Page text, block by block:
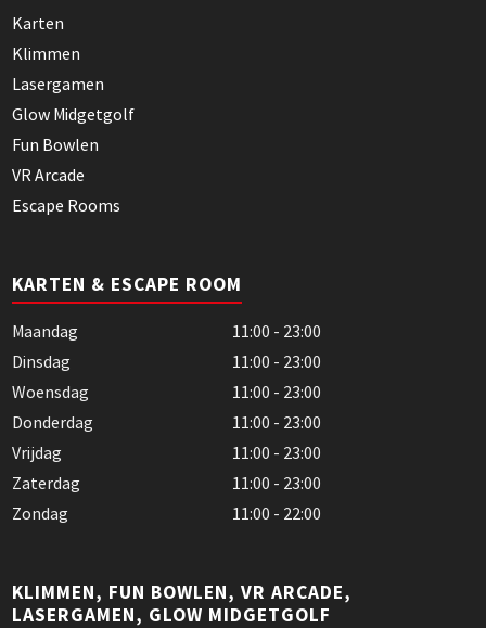
Karten
Klimmen
Lasergamen
Glow Midgetgolf
Fun Bowlen
VR Arcade
Escape Rooms
KARTEN & ESCAPE ROOM
Maandag
11:00 - 23:00
Dinsdag
11:00 - 23:00
Woensdag
11:00 - 23:00
Donderdag
11:00 - 23:00
Vrijdag
11:00 - 23:00
Zaterdag
11:00 - 23:00
Zondag
11:00 - 22:00
KLIMMEN, FUN BOWLEN, VR ARCADE,
LASERGAMEN, GLOW MIDGETGOLF